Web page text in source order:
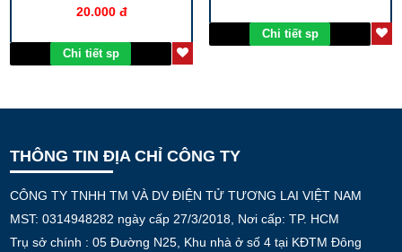
20.000 đ
Chi tiết sp
Chi tiết sp
THÔNG TIN ĐỊA CHỈ CÔNG TY
CÔNG TY TNHH TM VÀ DV ĐIỆN TỬ TƯƠNG LAI VIỆT NAM
MST: 0314948282 ngày cấp 27/3/2018, Nơi cấp: TP. HCM
Trụ sở chính : 05 Đường N25, Khu nhà ở số 4 tại KĐTM Đông